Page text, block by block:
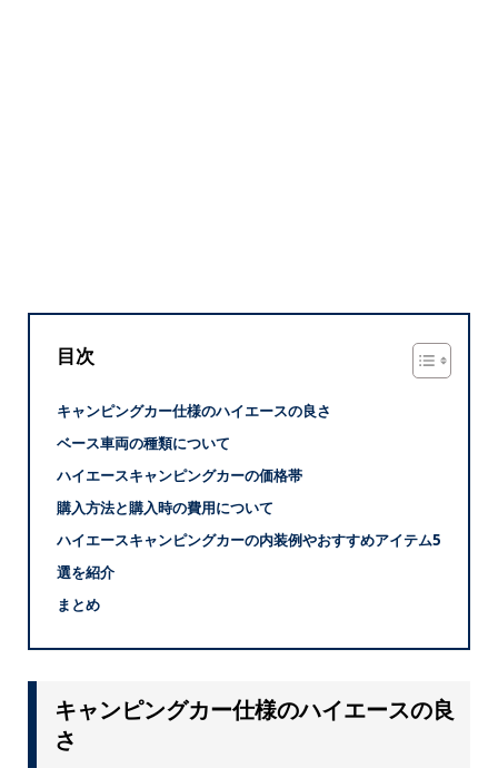
目次
キャンピングカー仕様のハイエースの良さ
ベース車両の種類について
ハイエースキャンピングカーの価格帯
購入方法と購入時の費用について
ハイエースキャンピングカーの内装例やおすすめアイテム5
選を紹介
まとめ
キャンピングカー仕様のハイエースの良
さ